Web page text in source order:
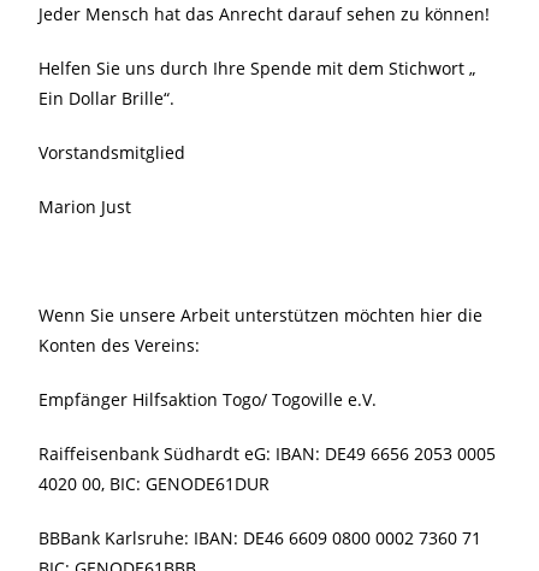
Jeder Mensch hat das Anrecht darauf sehen zu können!
Helfen Sie uns durch Ihre Spende mit dem Stichwort „
Ein Dollar Brille“.
Vorstandsmitglied
Marion Just
Wenn Sie unsere Arbeit unterstützen möchten hier die
Konten des Vereins:
Empfänger Hilfsaktion Togo/ Togoville e.V.
Raiffeisenbank Südhardt eG: IBAN: DE49 6656 2053 0005
4020 00, BIC: GENODE61DUR
BBBank Karlsruhe: IBAN: DE46 6609 0800 0002 7360 71